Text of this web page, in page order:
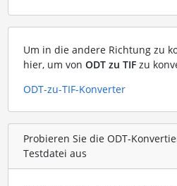
Um in die andere Richtung zu
hier, um von ODT zu TIFzu
ODT-zu-TIF-Konverter
Probieren Sie die ODT-
Testdatei aus